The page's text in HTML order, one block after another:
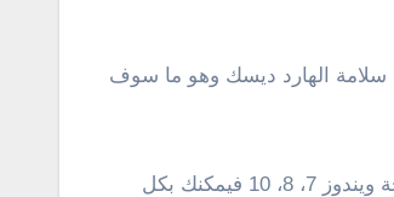
سلامة الهارد ديسك وهو ما سوف
يتوفر على الإنترنت الكثير من الأدوات والبرامج المتخصصة فى إلغاء تجزئة الهارد ديسك، ولكن إذا كان مثبت علي الكمبيوتر الخاص بك نسخة ويندوز 7، 8، 10 فيمكنك بكل